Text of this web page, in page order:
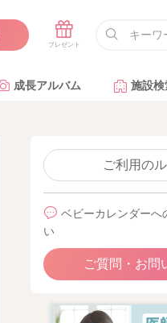
成長アルバム 施設検
ご利用の
ベビーカレンダーへ
い
ご質問・お問